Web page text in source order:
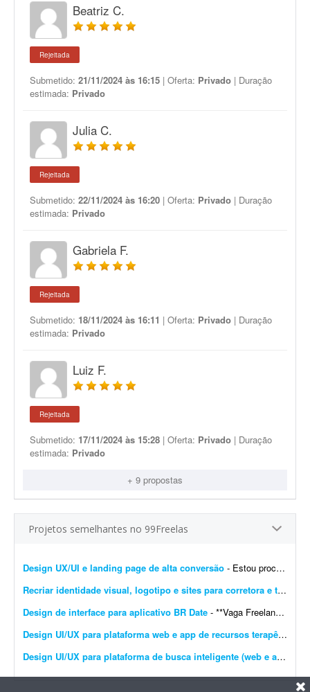
Beatriz C.
Rejeitada
Submetido: 21/11/2024 às 16:15 | Oferta: Privado | Duração
estimada: Privado
Julia C.
Rejeitada
Submetido: 22/11/2024 às 16:20 | Oferta: Privado | Duração
estimada: Privado
Gabriela F.
Rejeitada
Submetido: 18/11/2024 às 16:11 | Oferta: Privado | Duração
estimada: Privado
Luiz F.
Rejeitada
Submetido: 17/11/2024 às 15:28 | Oferta: Privado | Duração
estimada: Privado
+ 9 propostas
Projetos semelhantes no 99Freelas
Design UX/UI e landing page de alta conversão - Estou procurando um profissional freelancer especializado em UX/UI e landing pages para desenvolver a experiência e a interface completas do meu site. O objetivo é criar uma presen&cc...
Recriar identidade visual, logotipo e sites para corretora e transportadora
Design de interface para aplicativo BR Date - **Vaga Freelancer - Web Designer** Estamos em busca de um(a) **Web Designer Freelancer** criativo(a) e comprometido(a) para desenvolver layouts modernos e funcionais para projetos web. Projeto pa...
Design UI/UX para plataforma web e app de recursos terapêuticos infantis
Design UI/UX para plataforma de busca inteligente (web e app)